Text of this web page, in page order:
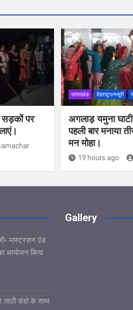
पर
उत्तराखंड देहरादून/मसूरी
अगलाड़ यमुना
पहली बार मनाया
मन मोहा।
19 hours ago
मास्टरसन एंड
आयोजन किया
डंडो के साथ
Gallery